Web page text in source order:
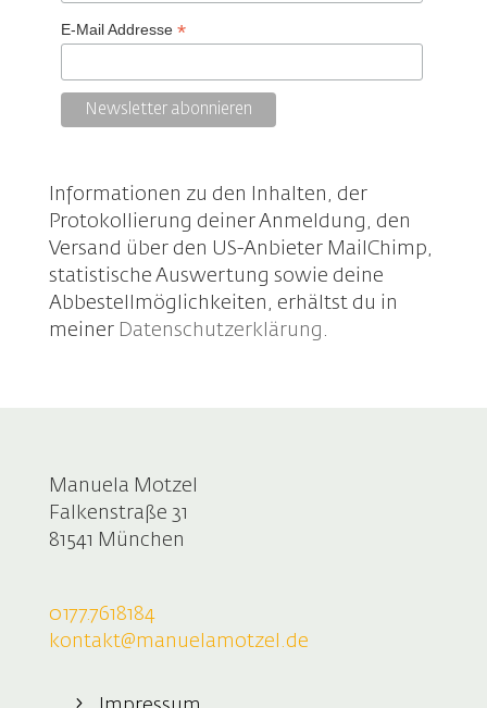
E-Mail Addresse *
Informationen zu den Inhalten, der
Protokollierung deiner Anmeldung, den
Versand über den US-Anbieter MailChimp,
statistische Auswertung sowie deine
Abbestellmöglichkeiten, erhältst du in
meiner Datenschutzerklärung .
Manuela Motzel
Falkenstraße 31
81541 München
0177.7618184
kontakt@manuelamotzel.de